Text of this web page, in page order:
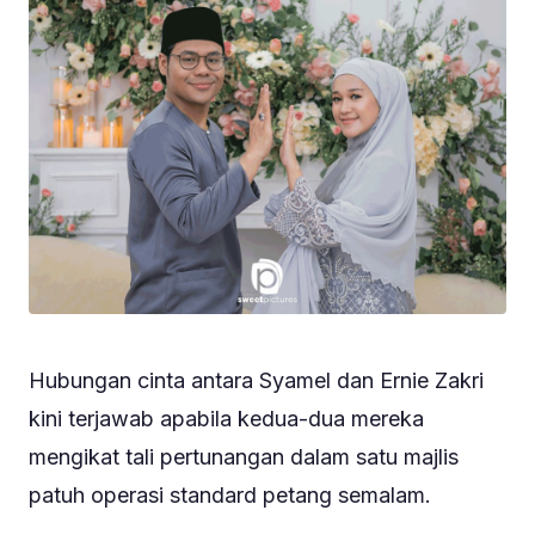
Hubungan cinta antara Syamel dan Ernie Zakri
kini terjawab apabila kedua-dua mereka
mengikat tali pertunangan dalam satu majlis
patuh operasi standard petang semalam.